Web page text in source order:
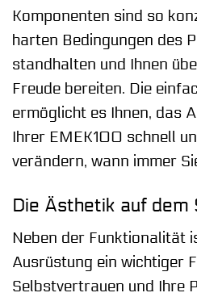
Komponenten sind so
harten Bedingungen des
standhalten und Ihnen
Freude bereiten. Die
ermöglicht es Ihnen, das
Ihrer EMEK100 schnell
verändern, wann immer
Die Ästhetik auf dem
Neben der Funktionalität
Ausrüstung ein wichtiger
Selbstvertrauen und Ihre